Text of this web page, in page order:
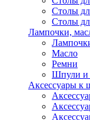
Столы
Столы
Лампочки,
Масло
Ремни
Шпули и
Аксессуары к